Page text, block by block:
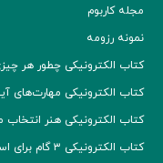
مجله کاربوم
نمونه رزومه
کتاب الکترونیکی چطور هر
کتاب الکترونیکی مهارت‌های
کتاب الکترونیکی هنر
کتاب الکترونیکی ۳ گام برای استخدام موفق